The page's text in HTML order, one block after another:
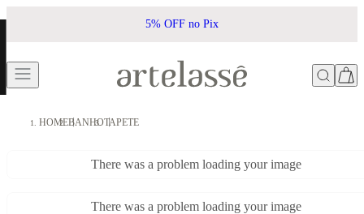
5% OFF no Pix
HOMEBANHOTAPETE
There was a problem loading your image
There was a problem loading your image